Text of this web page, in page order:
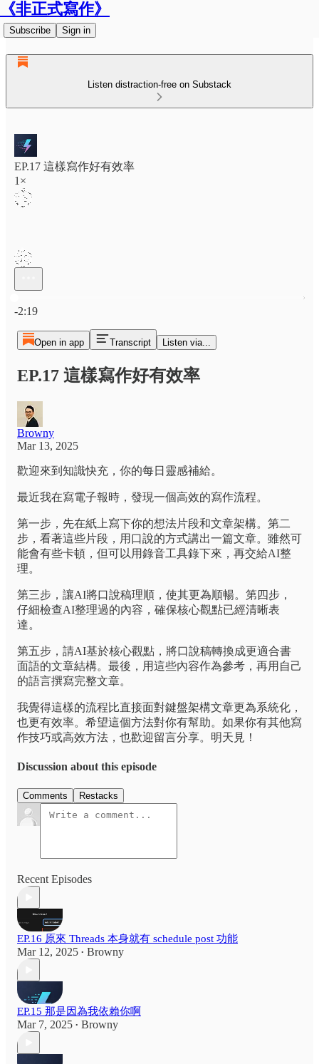
《非正式寫作》
Subscribe Sign in
Listen distraction-free on Substack
EP.17 這樣寫作好有效率
1×
-2:19
Open in app Transcript Listen via...
EP.17 這樣寫作好有效率
Browny
Mar 13, 2025
歡迎來到知識快充，你的每日靈感補給。
最近我在寫電子報時，發現一個高效的寫作流程。
第一步，先在紙上寫下你的想法片段和文章架構。第二
步，看著這些片段，用口說的方式講出一篇文章。雖然可
能會有些卡頓，但可以用錄音工具錄下來，再交給AI整
理。
第三步，讓AI將口說稿理順，使其更為順暢。第四步，
仔細檢查AI整理過的內容，確保核心觀點已經清晰表
達。
第五步，請AI基於核心觀點，將口說稿轉換成更適合書
面語的文章結構。最後，用這些內容作為參考，再用自己
的語言撰寫完整文章。
我覺得這樣的流程比直接面對鍵盤架構文章更為系統化，
也更有效率。希望這個方法對你有幫助。如果你有其他寫
作技巧或高效方法，也歡迎留言分享。明天見！
Discussion about this episode
Comments Restacks
Recent Episodes
EP.16 原來 Threads 本身就有 schedule post 功能
Mar 12, 2025 • Browny
EP.15 那是因為我依賴你啊
Mar 7, 2025 • Browny